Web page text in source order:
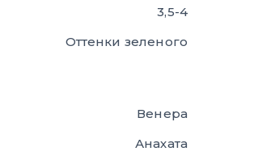
3,5-4
Оттенки зеленого
Венера
Анахата